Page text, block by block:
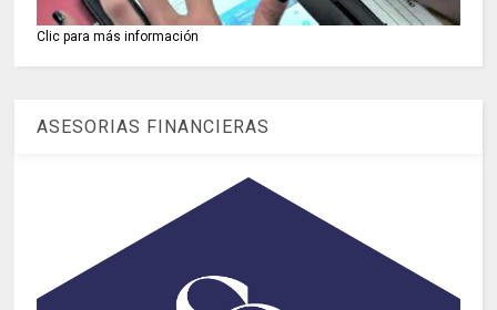
Clic para más información
ASESORIAS FINANCIERAS